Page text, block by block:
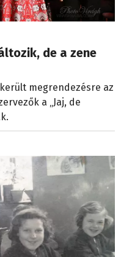
de a zene
megrendezésre az
a „Jaj, de